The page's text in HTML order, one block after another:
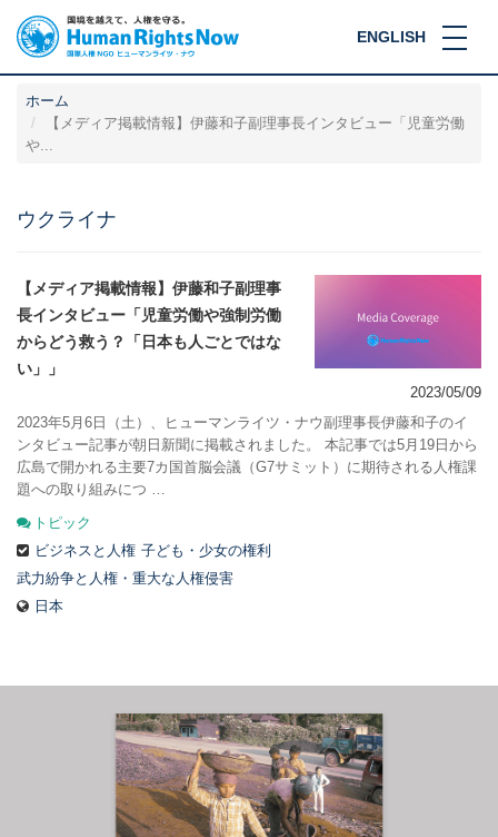
ENGLISH
ホーム
【メディア掲載情報】伊藤和子副理事長インタビュー「児童労働
や...
ウクライナ
【メディア掲載情報】伊藤和子副理事
長インタビュー「児童労働や強制労働
からどう救う？「日本も人ごとではな
い」」
2023/05/09
2023年5月6日（土）、ヒューマンライツ・ナウ副理事長伊藤和子のイ
ンタビュー記事が朝日新聞に掲載されました。 本記事では5月19日から
広島で開かれる主要7カ国首脳会議（G7サミット）に期待される人権課
題への取り組みにつ …
トピック
ビジネスと人権 子ども・少女の権利
武力紛争と人権・重大な人権侵害
日本